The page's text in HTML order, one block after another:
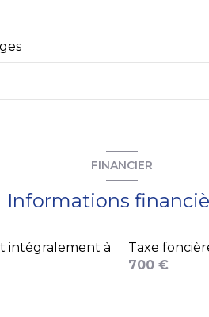
FINANCIER
Informations
intégralement à
Taxe
700 €